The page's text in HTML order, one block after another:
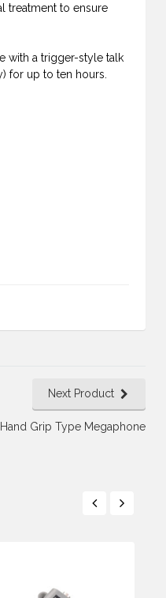
treatment to ensure
with a trigger-style talk
for up to ten hours.
Next Product
Grip Type Megaphone